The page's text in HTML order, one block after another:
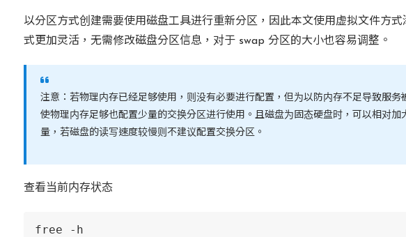
以分区方式创建需要使用磁盘工具进行重新分区，因此本文使用虚拟文件方式
式更加灵活，无需修改磁盘分区信息，对于 swap 分区的大小也容易调整。
注意：若物理内存已经足够使用，则没有必要进行配置，但为以防内存不足导致服务
使物理内存足够也配置少量的交换分区进行使用。且磁盘为固态硬盘时，可以相对加
量，若磁盘的读写速度较慢则不建议配置交换分区。
查看当前内存状态
free -h